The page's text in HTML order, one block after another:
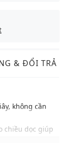
& ĐỔI TRẢ
không cần
chiều dọc giúp